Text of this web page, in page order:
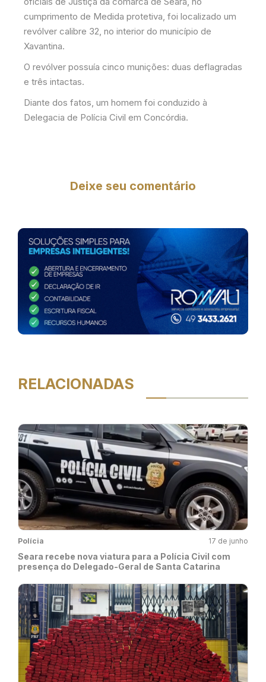
cumprimento de Medida protetiva, foi localizado um
revólver calibre 32, no interior do município de
Xavantina.
O revólver possuía cinco munições: duas deflagradas
e três intactas.
Diante dos fatos, um homem foi conduzido à
Delegacia de Polícia Civil em Concórdia.
Deixe seu comentário
RELACIONADAS
Polícia 17 de junho
Seara recebe nova viatura para a Polícia Civil com
presença do Delegado-Geral de Santa Catarina